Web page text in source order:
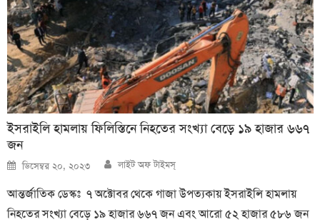
ইসরাইলি হামলায় ফিলিস্তিনে নিহতের সংখ্যা বেড়ে ১৯ হাজার ৬৬৭
জন
Posted
on
ডিসেম্বর ২০, ২০২৩ Author
লাইট অফ টাইমস্
আন্তর্জাতিক ডেস্কঃ ৭ অক্টোবর থেকে গাজা উপত্যকায় ইসরাইলি হামলায়
নিহতের সংখ্যা বেড়ে ১৯ হাজার ৬৬৭ জন এবং আরো ৫২ হাজার ৫৮৬ জন